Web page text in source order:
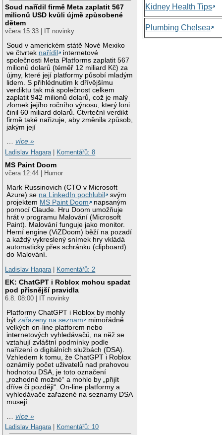
Soud nařídil firmě Meta zaplatit 567
milionů USD kvůli újmě způsobené
dětem
včera 15:33 | IT novinky
Soud v americkém státě Nové Mexiko
ve čtvrtek nařídil
internetové
společnosti Meta Platforms zaplatit 567
milionů dolarů (téměř 12 miliard Kč) za
újmy, které její platformy působí mladým
lidem. S přihlédnutím k dřívějšímu
verdiktu tak má společnost celkem
zaplatit 942 milionů dolarů, což je malý
zlomek jejího ročního výnosu, který loni
činil 60 miliard dolarů. Čtvrteční verdikt
firmě také nařizuje, aby změnila způsob,
jakým její
…více »
Ladislav Hagara
Komentářů: 8
MS Paint Doom
včera 12:44 | Humor
Mark Russinovich (CTO v Microsoft
Azure) se na LinkedIn pochlubil
svým
projektem MS Paint Doom
napsaným
pomocí Claude. Hru Doom umožňuje
hrát v programu Malování (Microsoft
Paint). Malování funguje jako monitor.
Herní engine (ViZDoom) běží na pozadí
a každý vykreslený snímek hry vkládá
automaticky přes schránku (clipboard)
do Malování.
Ladislav Hagara
Komentářů: 2
EK: ChatGPT i Roblox mohou spadat
pod přísnější pravidla
6.8. 08:00 | IT novinky
Platformy ChatGPT i Roblox by mohly
býtzařazeny na seznam
mimořádně
velkých on-line platforem nebo
internetových vyhledávačů, na něž se
vztahují zvláštní podmínky podle
nařízení o digitálních službách (DSA).
Vzhledem k tomu, že ChatGPT i Roblox
oznámily počet uživatelů nad prahovou
hodnotou DSA, je toto označení
„rozhodně možné“ a mohlo by „přijít
dříve či později“. On-line platformy a
vyhledávače zařazené na seznamy DSA
musejí
…více »
Ladislav Hagara| Komentářů: 10
Kidney Health Tips
Plumbing Chelsea